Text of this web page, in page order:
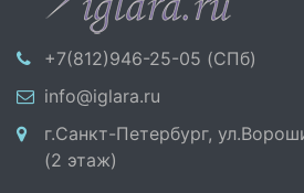
+7(812)946-25-05 (СПб)
info@iglara.ru
г.Санкт-Петербург,
(2 этаж)